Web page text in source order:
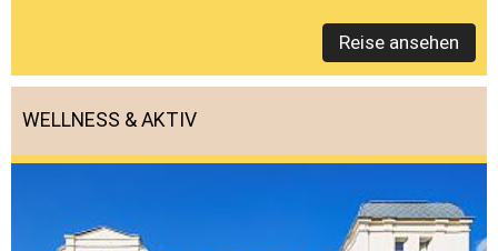
Reise ansehen
WELLNESS & AKTIV